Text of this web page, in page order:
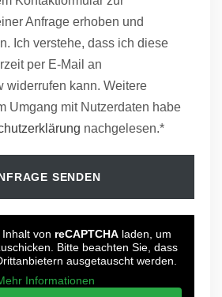
Anfrage erhoben und
Ich verstehe, dass ich diese
per E-Mail an
widerrufen kann. Weitere
Umgang mit Nutzerdaten habe
nachgelesen.*
von reCAPTCHA laden, um
Bitte beachten Sie, dass
ausgetauscht werden.
Informationen